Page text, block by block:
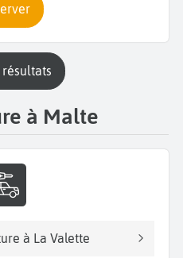
résultats
à Malte
à La Valette